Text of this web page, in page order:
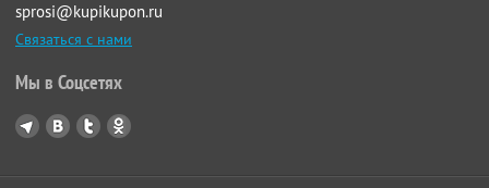
sprosi@kupikupon.ru
Связаться с нами
Мы в Соцсетях